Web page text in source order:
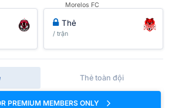
Morelos FC
Thẻ
/ trận
Thẻ toàn đội
PREMIUM MEMBERS ONLY